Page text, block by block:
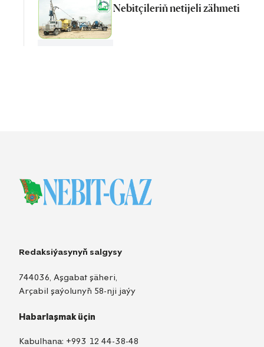
Nebitçileriň netijeli zähmeti
Redaksiýasynyň salgysy
744036, Aşgabat şäheri,
Arçabil şaýolunyň 58-nji jaýy
Habarlaşmak üçin
Kabulhana: +993 12 44-38-48